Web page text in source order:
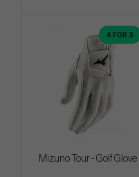
4 FOR 3
Mizuno Tour - Golf Glove